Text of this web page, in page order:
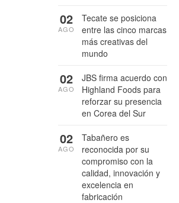
Tecate se posiciona
entre las cinco marcas
más creativas del
mundo
02
AGO
JBS firma acuerdo con
Highland Foods para
reforzar su presencia
en Corea del Sur
02
AGO
Tabañero es
reconocida por su
compromiso con la
calidad, innovación y
excelencia en
fabricación
02
AGO